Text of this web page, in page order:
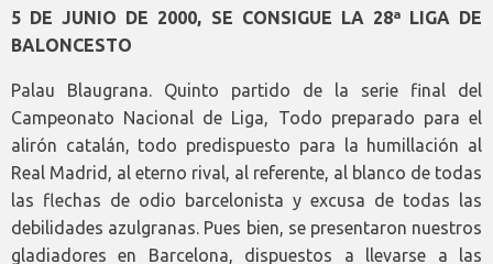
5 DE JUNIO DE 2000, SE CONSIGUE LA 28ª LIGA DE
BALONCESTO
Palau Blaugrana. Quinto partido de la serie final del
Campeonato Nacional de Liga, Todo preparado para el
alirón catalán, todo predispuesto para la humillación al
Real Madrid, al eterno rival, al referente, al blanco de todas
las flechas de odio barcelonista y excusa de todas las
debilidades azulgranas. Pues bien, se presentaron nuestros
gladiadores en Barcelona, dispuestos a llevarse a las